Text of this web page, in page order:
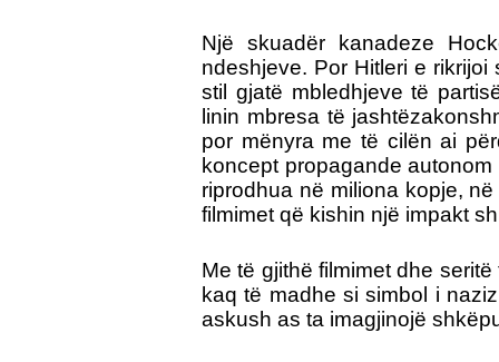
Një skuadër kanadeze
ndeshjeve. Por Hitleri e
stil gjatë mbledhjeve të
linin mbresa të
por mënyra me të cilën ai
koncept propagande
riprodhua në miliona kopje,
filmimet që kishin një impakt
Me të gjithë filmimet dhe
kaq të madhe si simbol i
askush as ta imagjinojë